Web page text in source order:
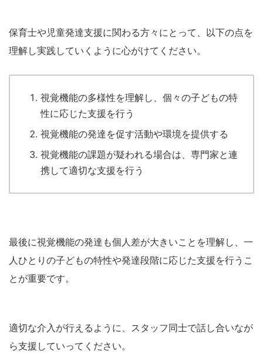
保育士や児童発達支援に関わる方々にとって、以下の点を
理解し実践していくように心がけてください。
視覚機能の多様性を理解し、個々の子どもの特
性に応じた支援を行う
視覚機能の発達を促す活動や環境を提供する
視覚機能の課題が疑われる場合は、専門家と連
携して適切な支援を行う
最後に視覚機能の発達も個人差が大きいことを理解し、一
人ひとりの子どもの特性や発達段階に応じた支援を行うこ
とが重要です。
適切な介入が行えるように、スタッフ同士で話し合いなが
ら支援していってください。